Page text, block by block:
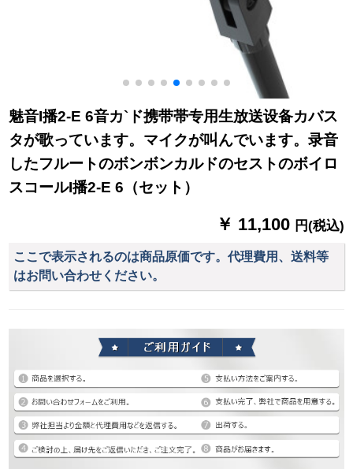
魅音I播2-E 6音カ`ド携带帯专用生放送设备カバス
タが歌っています。マイクが叫んでいます。录音
したフルートのボンボンカルドのセストのボイロ
スコールI播2-E 6（セット）
￥ 11,100 円(税込)
ここで表示されるのは商品原価です。代理費用、送料等
はお問い合わせください。